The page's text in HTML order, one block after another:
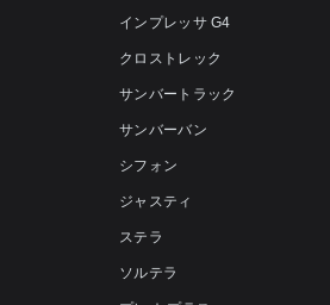
インプレッサ G4
クロストレック
サンバートラック
サンバーバン
シフォン
ジャスティ
ステラ
ソルテラ